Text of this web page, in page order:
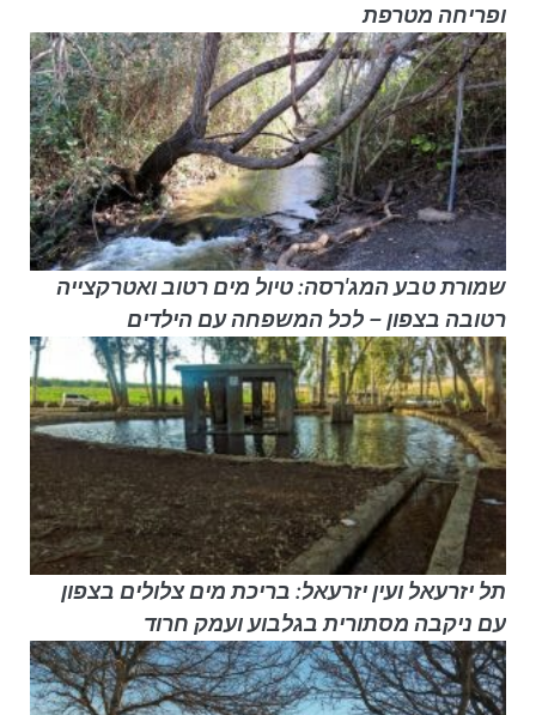
ופריחה מטרפת
שמורת טבע המג'רסה: טיול מים רטוב ואטרקצייה
רטובה בצפון – לכל המשפחה עם הילדים
תל יזרעאל ועין יזרעאל: בריכת מים צלולים בצפון
עם ניקבה מסתורית בגלבוע ועמק חרוד